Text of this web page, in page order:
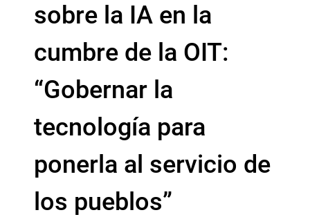
sobre la IA en la
cumbre de la OIT:
“Gobernar la
tecnología para
ponerla al servicio de
los pueblos”